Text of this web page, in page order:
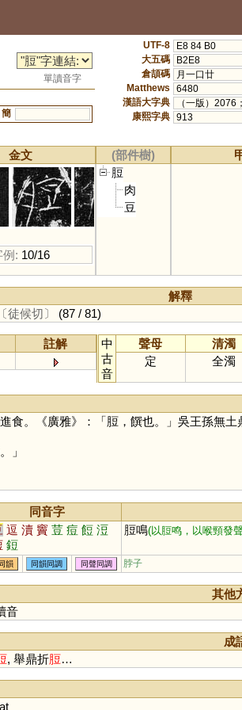
單讀音字
簡
UTF-8
E8 84 B0
大五碼
B2E8
倉頡碼
月一口廿
Matthews
6480
漢語大字典
（一版）2076
康熙字典 913
金文
例: 10/16
(部件樹)
脰
肉
豆
解釋
〔徒候切〕 (87 / 81)
註解
中
古
音
聲母 清濁
定
全濁
食。《廣雅》：「脰，饌也。」吳王孫無
」
同音字
逗 瀆 竇 荳 痘 餖 浢
鋀
脰鳴(以脰鸣，以喉頸發
韻 同韻同調 同聲同調 脖子
其他
音
成
, 舉鼎折脰…